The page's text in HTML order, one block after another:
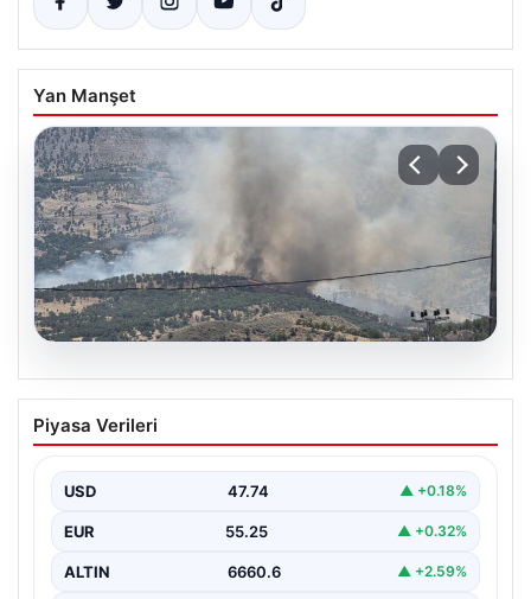
Yan Manşet
Adıyaman Gerger’deki Orman Yangınına
Hızlı Müdahale Sürüyor
yangına müdahale çalışmaları büyük bir titizlikle devam
ediyor.…
Piyasa Verileri
USD 47.74 ▲ +0.18%
EUR 55.25 ▲ +0.32%
ALTIN 6660.6 ▲ +2.59%